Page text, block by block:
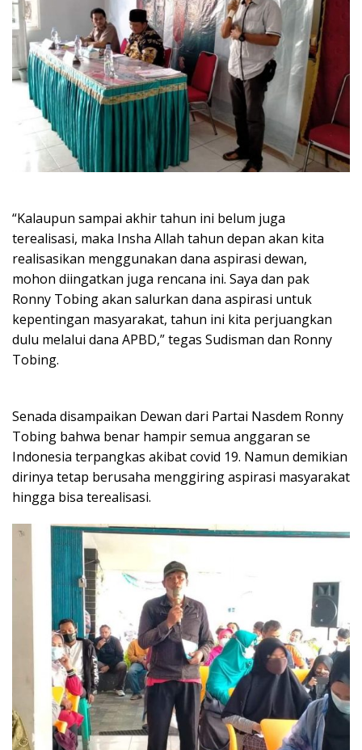
“Kalaupun sampai akhir tahun ini belum juga
terealisasi, maka Insha Allah tahun depan akan kita
realisasikan menggunakan dana aspirasi dewan,
mohon diingatkan juga rencana ini. Saya dan pak
Ronny Tobing akan salurkan dana aspirasi untuk
kepentingan masyarakat, tahun ini kita perjuangkan
dulu melalui dana APBD,” tegas Sudisman dan Ronny
Tobing.
Senada disampaikan Dewan dari Partai Nasdem Ronny
Tobing bahwa benar hampir semua anggaran se
Indonesia terpangkas akibat covid 19. Namun demikian
dirinya tetap berusaha menggiring aspirasi masyarakat
hingga bisa terealisasi.